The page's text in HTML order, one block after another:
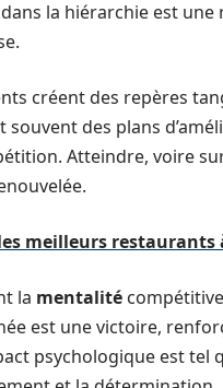
la hiérarchie est une
créent des repères
souvent des plans
Atteindre, voire
meilleurs
la mentalité
est une victoire,
psychologique est